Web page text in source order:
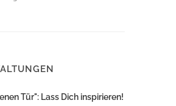
Tür": Lass Dich inspirieren!